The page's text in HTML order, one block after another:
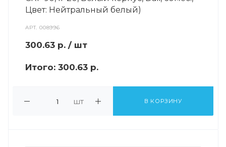
Цвет: Нейтральный белый)
АРТ.008996
300.63 р. / шт
Итого: 300.63 р.
шт В КОРЗИНУ